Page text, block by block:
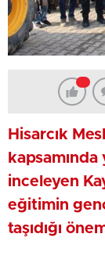
Hisarcık
inceleyen
eğitimin
taşıdığı